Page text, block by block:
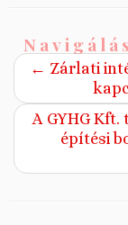
← Zárlati
A GYHG
építési